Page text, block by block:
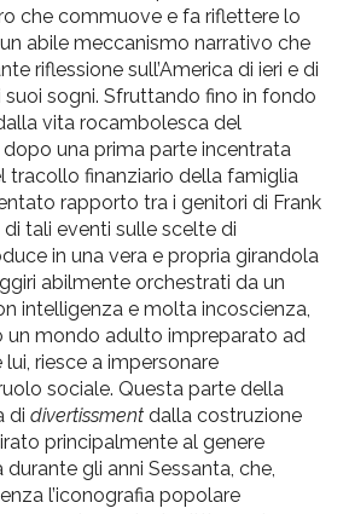
che commuove e fa riflettere lo
abile meccanismo narrativo che
riflessione sull’America di ieri e di
suoi sogni. Sfruttando fino in fondo
vita rocambolesca del
una prima parte incentrata
tracollo finanziario della famiglia
rapporto tra i genitori di Frank
tali eventi sulle scelte di
in una vera e propria girandola
abilmente orchestrati da un
intelligenza e molta incoscienza,
mondo adulto impreparato ad
riesce a impersonare
sociale. Questa parte della
di divertissment dalla costruzione
principalmente al genere
durante gli anni Sessanta, che,
l’iconografia popolare